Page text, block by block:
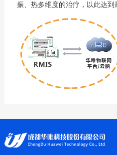
振、热多维度的治疗，以此达到